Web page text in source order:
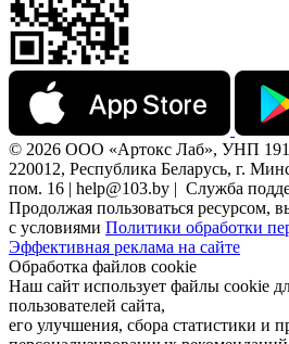
© 2026 ООО «Артокс Лаб», УНП
220012, Республика Беларусь, г.
пом. 16 | help@103.by | Служба
Продолжая пользоваться ресурсом,
с условиями Политики обработки
Эффективная реклама на сайте
Обработка файлов cookie
Наш сайт использует файлы cookie
пользователей сайта,
его улучшения, сбора статистики и